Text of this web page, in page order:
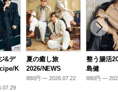
&デ
K
夏の癒し旅
2026/NEWS
880円 — 2026.07.22
整う腸活
島健
880円 —